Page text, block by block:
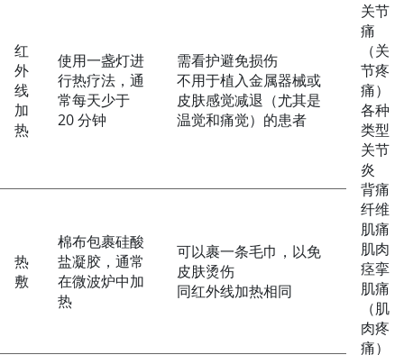
红
外
线
加
热
使用一盏灯进
行热疗法，通
常每天少于
20 分钟
需看护避免损伤
不用于植入金属器械或
皮肤感觉减退（尤其是
温觉和痛觉）的患者
关节
痛
（关
节疼
痛）
各种
类型
关节
炎
背痛
纤维
肌痛
肌肉
痉挛
肌痛
（肌
肉疼
痛）
热
敷
棉布包裹硅酸
盐凝胶，通常
在微波炉中加
热
可以裹一条毛巾，以免
皮肤烫伤
同红外线加热相同